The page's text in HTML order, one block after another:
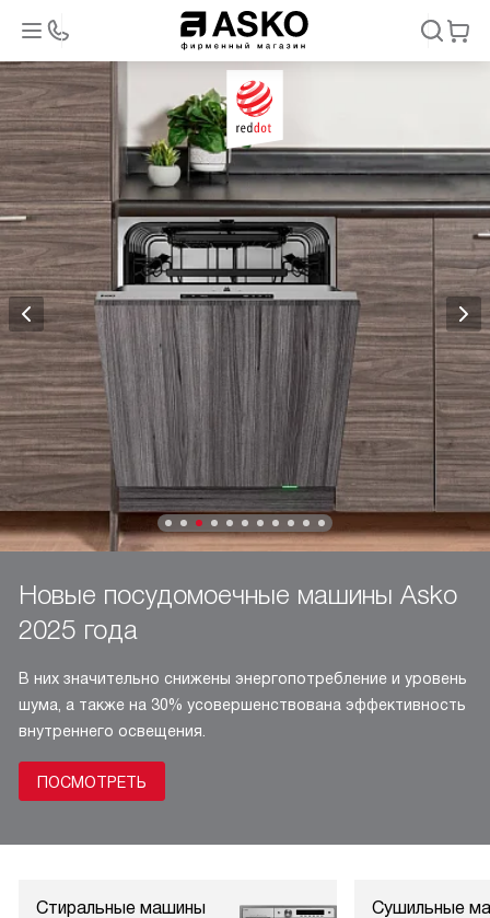
Новые посудомоечные машины Asko
2025 года
В них значительно снижены энергопотребление и уровень
шума, а также на 30% усовершенствована эффективность
внутреннего освещения.
ПОСМОТРЕТЬ
Стиральные машины
Сушильные